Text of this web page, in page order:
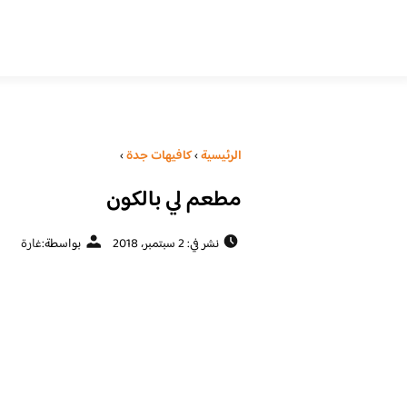
الرئيسية›كافيهات جدة›
مطعم لي بالكون
نشر في: 2 سبتمبر، 2018 بواسطة:غارة